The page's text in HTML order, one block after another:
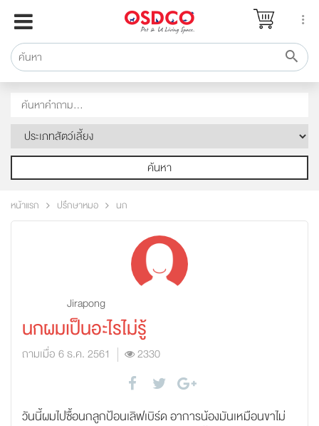
หน้าแรก
แบรนด์
รีวิว
ปรึกษาหมอ
สาระสัตว์เลี้ยง
Pet Channel
ซื้อสินค้า OSDCO
ค้นหา
หน้าแรก ปรึกษาหมอ นก
Jirapong
นกผมเป็นอะไรไม่รู้
ถามเมื่อ 6 ธ.ค. 2561 2330
วันนี้ผมไปซื้อนกลูกป้อนเลิฟเบิร์ด อาการน้องมันเหมือนขาไม่